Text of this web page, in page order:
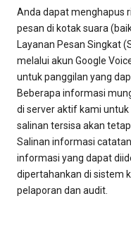
Anda dapat menghapus
pesan di kotak suara
Layanan Pesan Singkat
melalui akun Google
untuk panggilan yang
Beberapa informasi
di server aktif kami
salinan tersisa akan
Salinan informasi
informasi yang dapat
dipertahankan di sistem
pelaporan dan audit.